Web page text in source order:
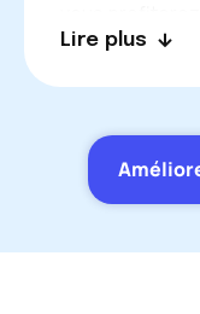
ajuster votre
toutes vos
en fonction
Chez nous,
Lire plus